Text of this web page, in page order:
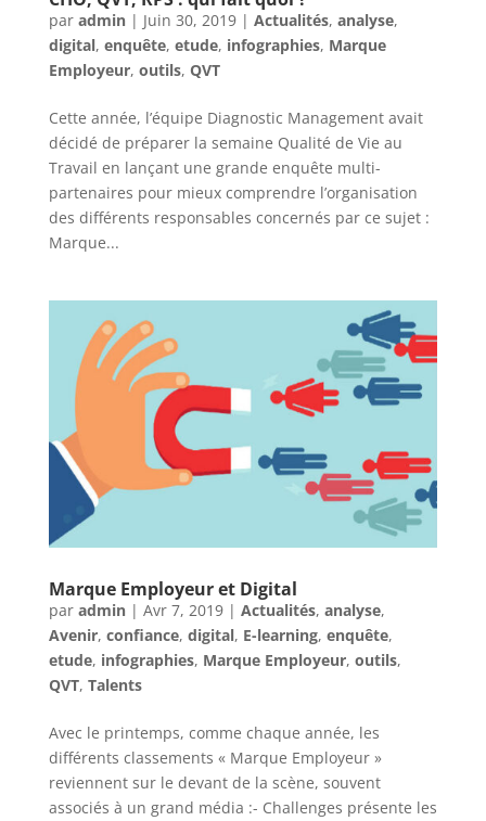
par admin| Juin 30, 2019| Actualités, analyse,
digital, enquête, etude, infographies, Marque
Employeur, outils, QVT
Cette année, l’équipe Diagnostic Management avait
décidé de préparer la semaine Qualité de Vie au
Travail en lançant une grande enquête multi-
partenaires pour mieux comprendre l’organisation
des différents responsables concernés par ce sujet :
Marque...
Marque Employeur et Digital
par admin| Avr 7, 2019| Actualités, analyse,
Avenir, confiance, digital, E-learning, enquête,
etude, infographies, Marque Employeur, outils,
QVT, Talents
Avec le printemps, comme chaque année, les
différents classements « Marque Employeur »
reviennent sur le devant de la scène, souvent
associés à un grand média :- Challenges présente les